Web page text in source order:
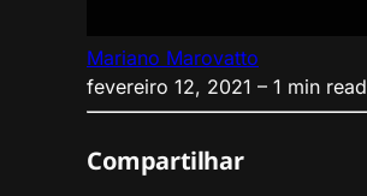
Mariano Marovatto
fevereiro 12, 2021 – 1 min read
Compartilhar